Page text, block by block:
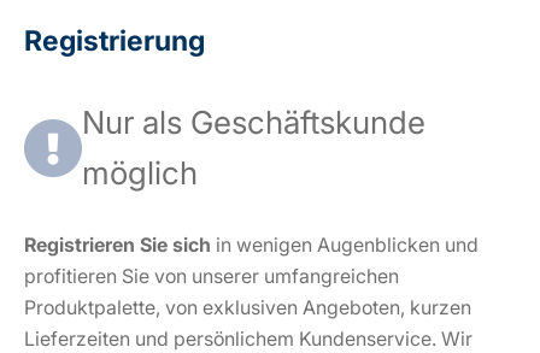
Registrierung
Nur als Geschäftskunde
möglich
Registrieren Sie sich in wenigen Augenblicken und
profitieren Sie von unserer umfangreichen
Produktpalette, von exklusiven Angeboten, kurzen
Lieferzeiten und persönlichem Kundenservice. Wir